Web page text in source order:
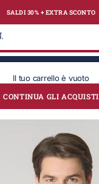
SALDI 30% + EXTRA SCONTO
Il tuo carrello è vuoto
CONTINUA GLI ACQUISTI